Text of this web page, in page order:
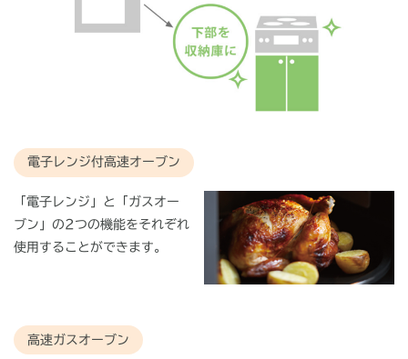
電子レンジ付高速オーブン
「電子レンジ」と「ガスオー
ブン」の2つの機能をそれぞれ
使用することができます。
高速ガスオーブン